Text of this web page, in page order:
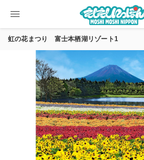
menu
虹の花まつり 富士本栖湖リゾート1